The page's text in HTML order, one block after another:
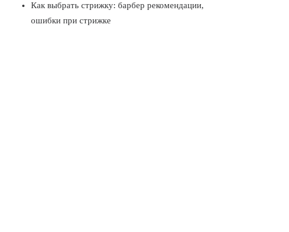
Как выбрать стрижку: барбер рекомендации,
ошибки при стрижке